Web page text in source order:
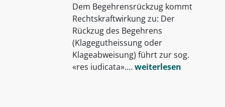
Dem Begehrensrückzug kommt
Rechtskraftwirkung zu: Der
Rückzug des Begehrens
(Klagegutheissung oder
Klageabweisung) führt zur sog.
«res iudicata».... weiterlesen